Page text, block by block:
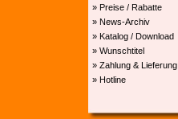
» Preise / Rabatte
» News-Archiv
» Katalog / Download
» Wunschtitel
» Zahlung & Lieferung
» Hotline